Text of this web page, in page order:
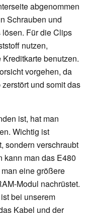
abgenommen
Schrauben und
Für die Clips
nutzen,
benutzen.
vorgehen, da
und somit das
ist, hat man
Wichtig ist
sondern verschraubt
kann man das E480
eine größere
Modul nachrüstet.
bei unserem
Kabel und der